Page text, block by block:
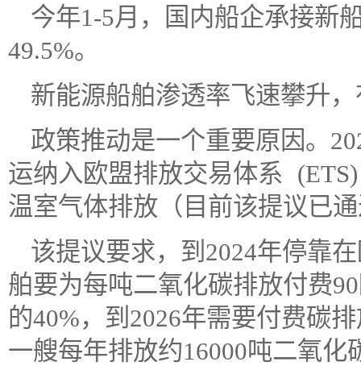
今年1-5月，国内船企承接新
49.5%。
新能源船舶渗透率飞速攀升
政策推动是一个重要原因。
运纳入欧盟排放交易体系
温室气体排放（目前该提议已
该提议要求，到2024年停靠
舶要为每吨二氧化碳排放付费
的40%，到2026年需要付费碳
一艘每年排放约16000吨二氧